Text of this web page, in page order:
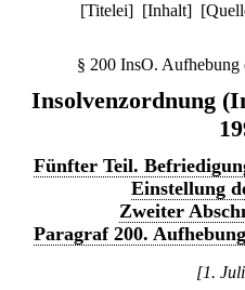
[Titelei] [Inhalt] [
§ 200 InsO. Aufhebung
Insolvenzordnung
Fünfter Teil.
Einstellung
Zweiter
Paragraf 200.
[1.